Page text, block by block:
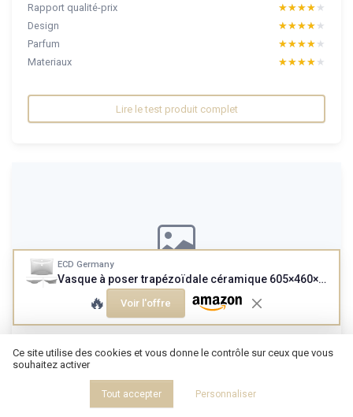
Rapport qualité-prix ★★★★★
★★★★★
Design
★★★★★
★★★★★
Parfum
★★★★★
★★★★★
Materiaux
★★★★★
★★★★★
Lire le test produit complet
Alcool, 20...
★★★★★
★★★★★
ECD Germany
Vasque à poser trapézoïdale céramique 605×460×165 mm - blanc
🔥 Voir l'offre
Ce site utilise des cookies et vous donne le contrôle sur ceux que vous
souhaitez activer
Tout accepter Personnaliser